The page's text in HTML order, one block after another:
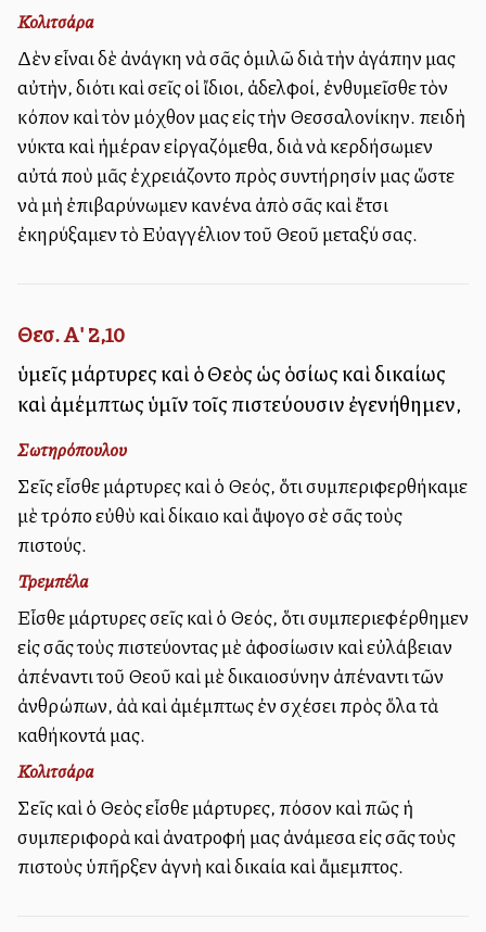
Κολιτσάρα
Δὲν εἶναι δὲ ἀνάγκη νὰ σᾶς ὁμιλῶ διὰ τὴν ἀγάπην μας
αὐτὴν, διότι καὶ σεῖς οἱ ἴδιοι, ἀδελφοί, ἐνθυμεῖσθε τὸν
κόπον καὶ τὸν μόχθον μας εἰς τὴν Θεσσαλονίκην. Ἐπειδὴ
νύκτα καὶ ἡμέραν εἰργαζόμεθα, διὰ νὰ κερδήσωμεν
αὐτά ποὺ μᾶς ἐχρειάζοντο πρὸς συντήρησίν μας ὥστε
νὰ μὴ ἐπιβαρύνωμεν κανένα ἀπὸ σᾶς καὶ ἔτσι
ἐκηρύξαμεν τὸ Εὐαγγέλιον τοῦ Θεοῦ μεταξύ σας.
Θεσ. Α' 2,10
ὑμεῖς μάρτυρες καὶ ὁ Θεὸς ὡς ὁσίως καὶ δικαίως
καὶ ἀμέμπτως ὑμῖν τοῖς πιστεύουσιν ἐγενήθημεν,
Σωτηρόπουλου
Σεῖς εἶσθε μάρτυρες καὶ ὁ Θεός, ὅτι συμπεριφερθήκαμε
μὲ τρόπο εὐθὺ καὶ δίκαιο καὶ ἄψογο σὲ σᾶς τοὺς
πιστούς.
Τρεμπέλα
Εἶσθε μάρτυρες σεῖς καὶ ὁ Θεός, ὅτι συμπεριεφέρθημεν
εἰς σᾶς τοὺς πιστεύοντας μὲ ἀφοσίωσιν καὶ εὐλάβειαν
ἀπέναντι τοῦ Θεοῦ καὶ μὲ δικαιοσύνην ἀπέναντι τῶν
ἀνθρώπων, ἀλλὰ καὶ ἀμέμπτως ἐν σχέσει πρὸς ὅλα τὰ
καθήκοντά μας.
Κολιτσάρα
Σεῖς καὶ ὁ Θεὸς εἶσθε μάρτυρες, πόσον καὶ πῶς ἡ
συμπεριφορὰ καὶ ἀνατροφή μας ἀνάμεσα εἰς σᾶς τοὺς
πιστοὺς ὑπῆρξεν ἁγνὴ καὶ δικαία καὶ ἄμεμπτος.